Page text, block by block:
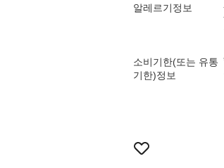
알레르기정보
소비기한(또는 유통
기한)정보